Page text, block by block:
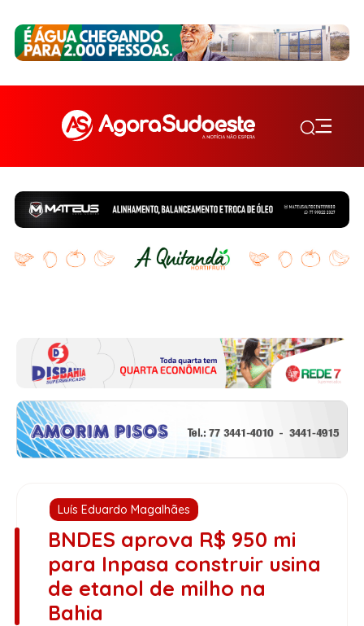
Luís Eduardo Magalhães
BNDES aprova R$ 950 mi
para Inpasa construir usina
de etanol de milho na
Bahia